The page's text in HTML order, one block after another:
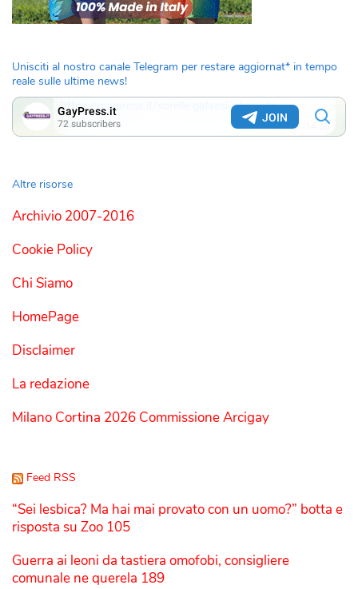
Unisciti al nostro canale Telegram per restare aggiornat* in tempo
reale sulle ultime news!
Altre risorse
Archivio 2007-2016
Cookie Policy
Chi Siamo
HomePage
Disclaimer
La redazione
Milano Cortina 2026 Commissione Arcigay
Feed RSS
“Sei lesbica? Ma hai mai provato con un uomo?” botta e
risposta su Zoo 105
Guerra ai leoni da tastiera omofobi, consigliere
comunale ne querela 189